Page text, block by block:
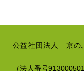
公益社団法人 京の
（法人番号